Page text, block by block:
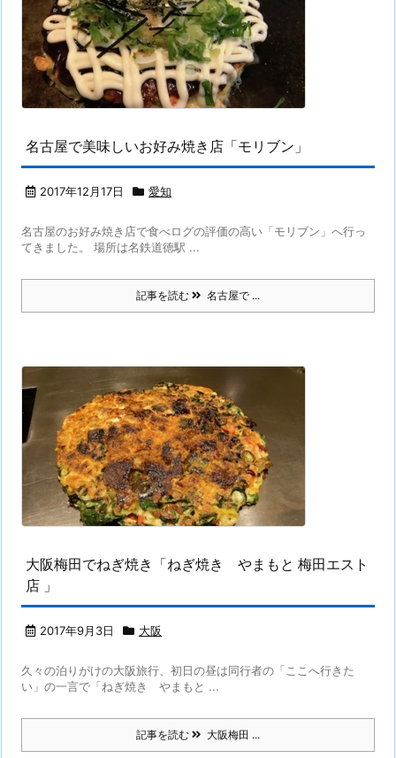
名古屋で美味しいお好み焼き店「モリブン」
2017年12月17日 愛知
名古屋のお好み焼き店で食べログの評価の高い「モリブン」へ行っ
てきました。 場所は名鉄道徳駅 ...
記事を読む 名古屋で ...
大阪梅田でねぎ焼き「ねぎ焼き やまもと 梅田エスト
店 」
2017年9月3日 大阪
久々の泊りがけの大阪旅行、初日の昼は同行者の「ここへ行きた
い」の一言で「ねぎ焼き やまもと ...
記事を読む 大阪梅田 ...